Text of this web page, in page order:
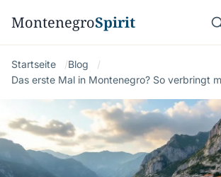
MontenegroSpirit
Startseite
Blog
Das erste Mal in Montenegro? So verbringt